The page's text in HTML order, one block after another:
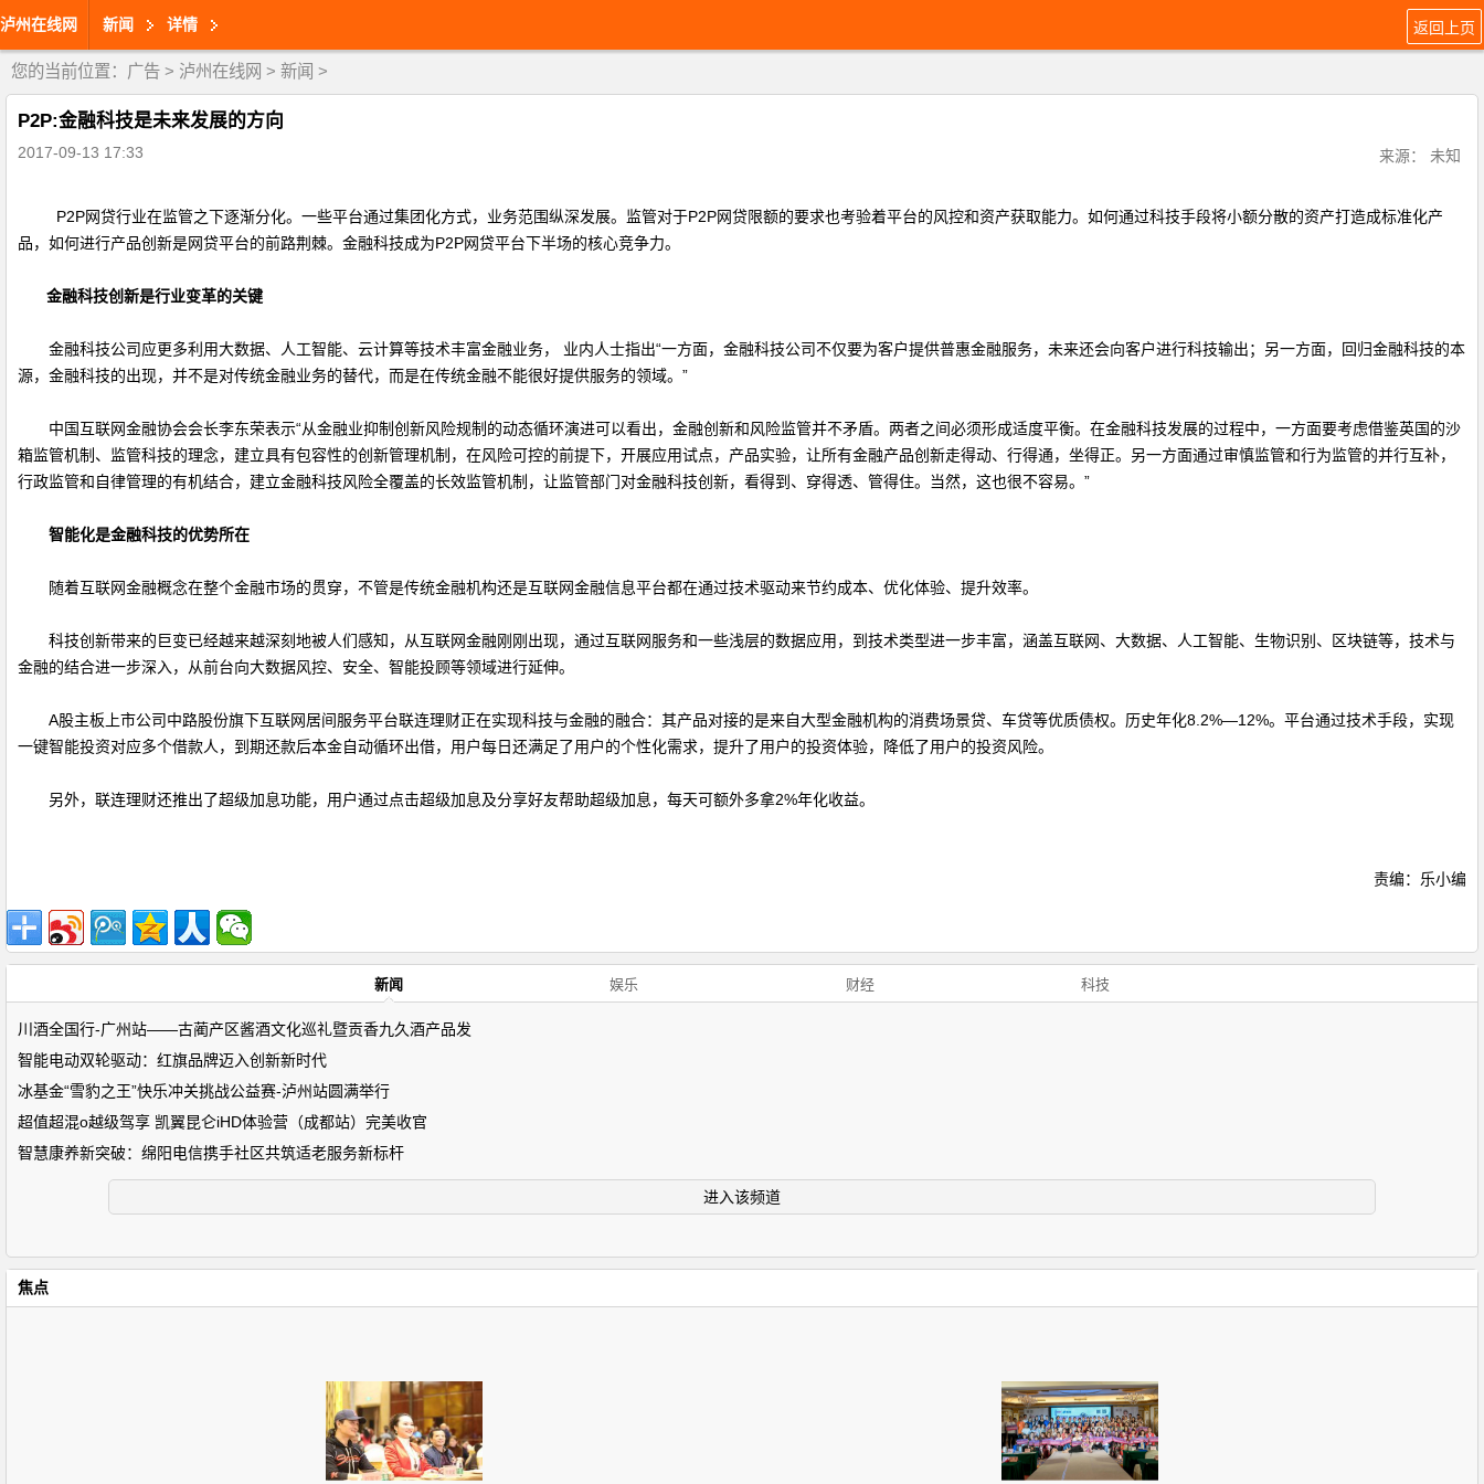
泸州在线网 新闻 详情 返回上页
您的当前位置： 广告 > 泸州在线网 > 新闻 >
P2P:金融科技是未来发展的方向
2017-09-13 17:33 来源： 未知
P2P网贷行业在监管之下逐渐分化。一些平台通过集团化方式，业务范围纵深发展。监管对于P2P网贷限额的要求也考验着平台的风控和资产获取能力。如何通过科技手段将小额分散的资产打造成标准化产
品，如何进行产品创新是网贷平台的前路荆棘。金融科技成为P2P网贷平台下半场的核心竞争力。
金融科技创新是行业变革的关键
金融科技公司应更多利用大数据、人工智能、云计算等技术丰富金融业务， 业内人士指出“一方面，金融科技公司不仅要为客户提供普惠金融服务，未来还会向客户进行科技输出；另一方面，回归金融科技的本
源，金融科技的出现，并不是对传统金融业务的替代，而是在传统金融不能很好提供服务的领域。 ”
中国互联网金融协会会长李东荣表示“从金融业抑制创新风险规制的动态循环演进可以看出，金融创新和风险监管并不矛盾。两者之间必须形成适度平衡。在金融科技发展的过程中，一方面要考虑借鉴英国的沙
箱监管机制、监管科技的理念，建立具有包容性的创新管理机制，在风险可控的前提下，开展应用试点，产品实验，让所有金融产品创新走得动、行得通，坐得正。另一方面通过审慎监管和行为监管的并行互补，
行政监管和自律管理的有机结合，建立金融科技风险全覆盖的长效监管机制，让监管部门对金融科技创新，看得到、穿得透、管得住。当然，这也很不容易。”
智能化是金融科技的优势所在
随着互联网金融概念在整个金融市场的贯穿，不管是传统金融机构还是互联网金融信息平台都在通过技术驱动来节约成本、优化体验、提升效率。
科技创新带来的巨变已经越来越深刻地被人们感知，从互联网金融刚刚出现，通过互联网服务和一些浅层的数据应用，到技术类型进一步丰富，涵盖互联网、大数据、人工智能、生物识别、区块链等，技术与
金融的结合进一步深入，从前台向大数据风控、安全、智能投顾等领域进行延伸。
A股主板上市公司中路股份旗下互联网居间服务平台联连理财正在实现科技与金融的融合：其产品对接的是来自大型金融机构的消费场景贷、车贷等优质债权。历史年化8.2%—12%。平台通过技术手段，实现
一键智能投资对应多个借款人，到期还款后本金自动循环出借，用户每日还满足了用户的个性化需求，提升了用户的投资体验，降低了用户的投资风险。
另外，联连理财还推出了超级加息功能，用户通过点击超级加息及分享好友帮助超级加息，每天可额外多拿2%年化收益。
责编：乐小编
新闻 娱乐 财经 科技
川酒全国行-广州站——古蔺产区酱酒文化巡礼暨贡香九久酒产品发
智能电动双轮驱动：红旗品牌迈入创新新时代
冰基金“雪豹之王”快乐冲关挑战公益赛-泸州站圆满举行
超值超混o越级驾享 凯翼昆仑iHD体验营（成都站）完美收官
智慧康养新突破：绵阳电信携手社区共筑适老服务新标杆
进入该频道
焦点